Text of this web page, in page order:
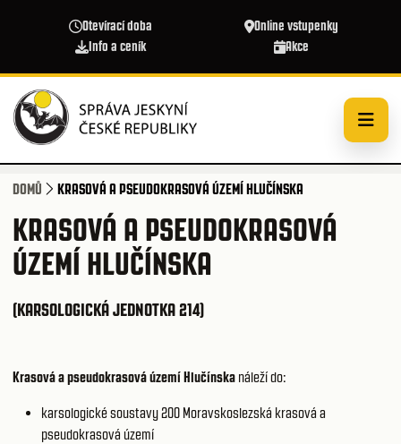
Otevírací doba
Online vstupenky
Info a ceník
Akce
DOMŮ KRASOVÁ A PSEUDOKRASOVÁ ÚZEMÍ HLUČÍNSKA
KRASOVÁ A PSEUDOKRASOVÁ
ÚZEMÍ HLUČÍNSKA
(KARSOLOGICKÁ JEDNOTKA 214)
Krasová a pseudokrasová území Hlučínska náleží do:
karsologické soustavy 200 Moravskoslezská krasová a
pseudokrasová území